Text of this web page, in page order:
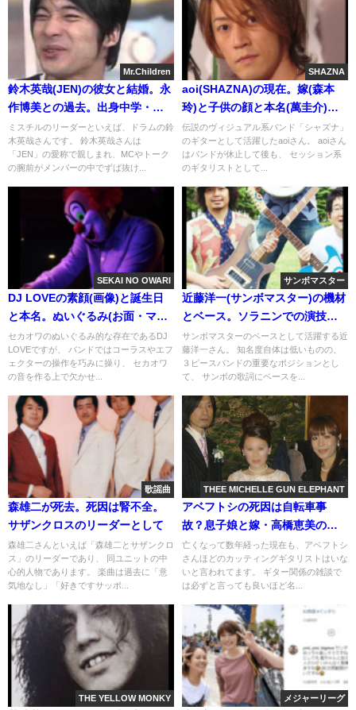
Mr.Children
鈴木英哉(JEN)の彼女と結婚。永
作博美との過去。出身中学・高
校
ミスチルのリーダーといえば、ドラムの鈴
木英哉さんです。 鈴木英哉さんは
「JEN」の愛称で親しまれ、MCやトーク
の腕前がメンバーの中でずば抜け...
SHAZNA
aoi(SHAZNA)の現在。嫁(森本
玲)と子供の顔と本名(萬圭介)。
大学講師と再結成(有吉反省会・
動画)。すっぴんは？(画像)
伝説のヴィジュアル系バンド「シャズナ」
のギターとして活躍したaoiさん。 aoiさん
はバンドが休止して後も、 セッション系
のギタリストとして...
SEKAI NO OWARI
DJ LOVEの素顔(画像)と誕生日
と本名。ぬいぐるみ(お面・マス
ク)の販売店舗と取り方。太っ
た？
セカオワのぬいぐるみ的な存在であるDJ
LOVEですが、 バンドではコーラスやエフ
ェクターの操作を巧みに操り、 セカオワ
の音を作る上で欠かせ...
サンボマスター
近藤洋一(サンボマスター)の機材
とベース。ソラニンでの演技。
彼女、嫁(結婚)、子供は？
サンボマスターのベースとして活躍する近
藤洋一さん。 知名度自体は低いものの、
３ピースバンドの重要なポジションとし
て、 サンボの歌詞にベースを...
歌謡曲
森雄二が死去。死因は腎不全。
サザンクロスのリーダーとして
森雄二さんといえば「森雄二とサザンクロ
ス」のリーダーであり、 同ユニットの中
心的人物であります。 楽曲は過去に「意
気地なし」「好きですサッポ...
THEE MICHELLE GUN ELEPHANT
アベフトシの死因は自転車事
故？息子娘と嫁・高橋恵美の現
在。hideとの関係
亡くなって数年経った現在も、アベフトシ
さんほどのカッティングギタリストはいな
いと言われてます。 ギター関係の雑談で
は必ずと言っても良いほど名...
THE YELLOW MONKY メジャーリーグ